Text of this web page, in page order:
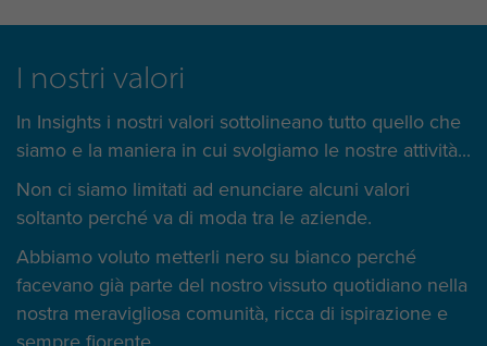
I nostri valori
In Insights i nostri valori sottolineano tutto quello che
siamo e la maniera in cui svolgiamo le nostre attività...
Non ci siamo limitati ad enunciare alcuni valori
soltanto perché va di moda tra le aziende.
Abbiamo voluto metterli nero su bianco perché
facevano già parte del nostro vissuto quotidiano nella
nostra meravigliosa comunità, ricca di ispirazione e